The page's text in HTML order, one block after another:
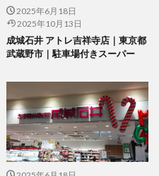
2025年6月18日
2025年10月13日
成城石井 アトレ吉祥寺店｜東京都
武蔵野市｜駐車場付きスーパー